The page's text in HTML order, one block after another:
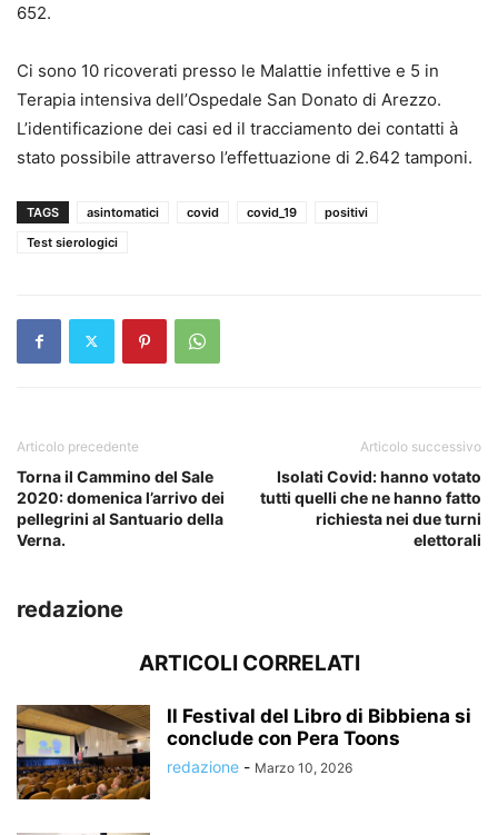
652.
Ci sono 10 ricoverati presso le Malattie infettive e 5 in
Terapia intensiva dell’Ospedale San Donato di Arezzo.
L’identificazione dei casi ed il tracciamento dei contatti à
stato possibile attraverso l’effettuazione di 2.642 tamponi.
TAGS asintomatici covid covid_19
positivi
Test sierologici
Articolo precedente
Torna il Cammino del Sale
2020: domenica l’arrivo dei
pellegrini al Santuario della
Verna.
Articolo successivo
Isolati Covid: hanno votato
tutti quelli che ne hanno fatto
richiesta nei due turni
elettorali
redazione
ARTICOLI CORRELATI
Il Festival del Libro di Bibbiena si
conclude con Pera Toons
redazione - Marzo 10, 2026